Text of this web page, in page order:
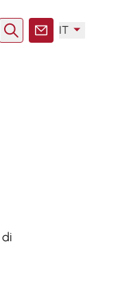
RicercaContatto
IT